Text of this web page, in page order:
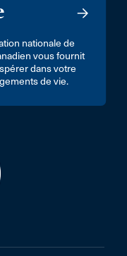
nationale de
vous fournit
dans votre
de vie.